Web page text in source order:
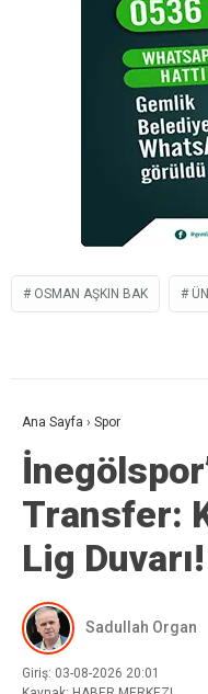
OSMAN AŞKIN BAK
Ana Sayfa › Spor
Transfer:
Lig Duvarı!
Sadullah Organ
Giriş: 03-08-2026 20:01